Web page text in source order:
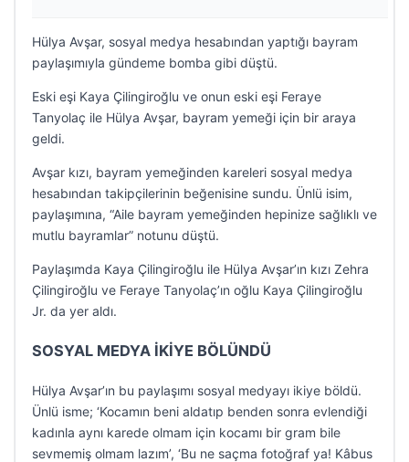
Hülya Avşar, sosyal medya hesabından yaptığı bayram
paylaşımıyla gündeme bomba gibi düştü.
Eski eşi Kaya Çilingiroğlu ve onun eski eşi Feraye
Tanyolaç ile Hülya Avşar, bayram yemeği için bir araya
geldi.
Avşar kızı, bayram yemeğinden kareleri sosyal medya
hesabından takipçilerinin beğenisine sundu. Ünlü isim,
paylaşımına, “Aile bayram yemeğinden hepinize sağlıklı ve
mutlu bayramlar” notunu düştü.
Paylaşımda Kaya Çilingiroğlu ile Hülya Avşar’ın kızı Zehra
Çilingiroğlu ve Feraye Tanyolaç’ın oğlu Kaya Çilingiroğlu
Jr. da yer aldı.
SOSYAL MEDYA İKİYE BÖLÜNDÜ
Hülya Avşar’ın bu paylaşımı sosyal medyayı ikiye böldü.
Ünlü isme; ‘Kocamın beni aldatıp benden sonra evlendiği
kadınla aynı karede olmam için kocamı bir gram bile
sevmemiş olmam lazım’, ‘Bu ne saçma fotoğraf ya! Kâbus